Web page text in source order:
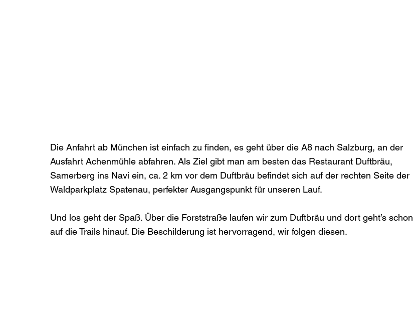
Die Anfahrt ab München ist einfach zu finden, es geht über die A8 nach Salzburg, an der
Ausfahrt Achenmühle abfahren. Als Ziel gibt man am besten das Restaurant Duftbräu,
Samerberg ins Navi ein, ca. 2 km vor dem Duftbräu befindet sich auf der rechten Seite der
Waldparkplatz Spatenau, perfekter Ausgangspunkt für unseren Lauf.
Und los geht der Spaß. Über die Forststraße laufen wir zum Duftbräu und dort geht’s schon
auf die Trails hinauf. Die Beschilderung ist hervorragend, wir folgen diesen.